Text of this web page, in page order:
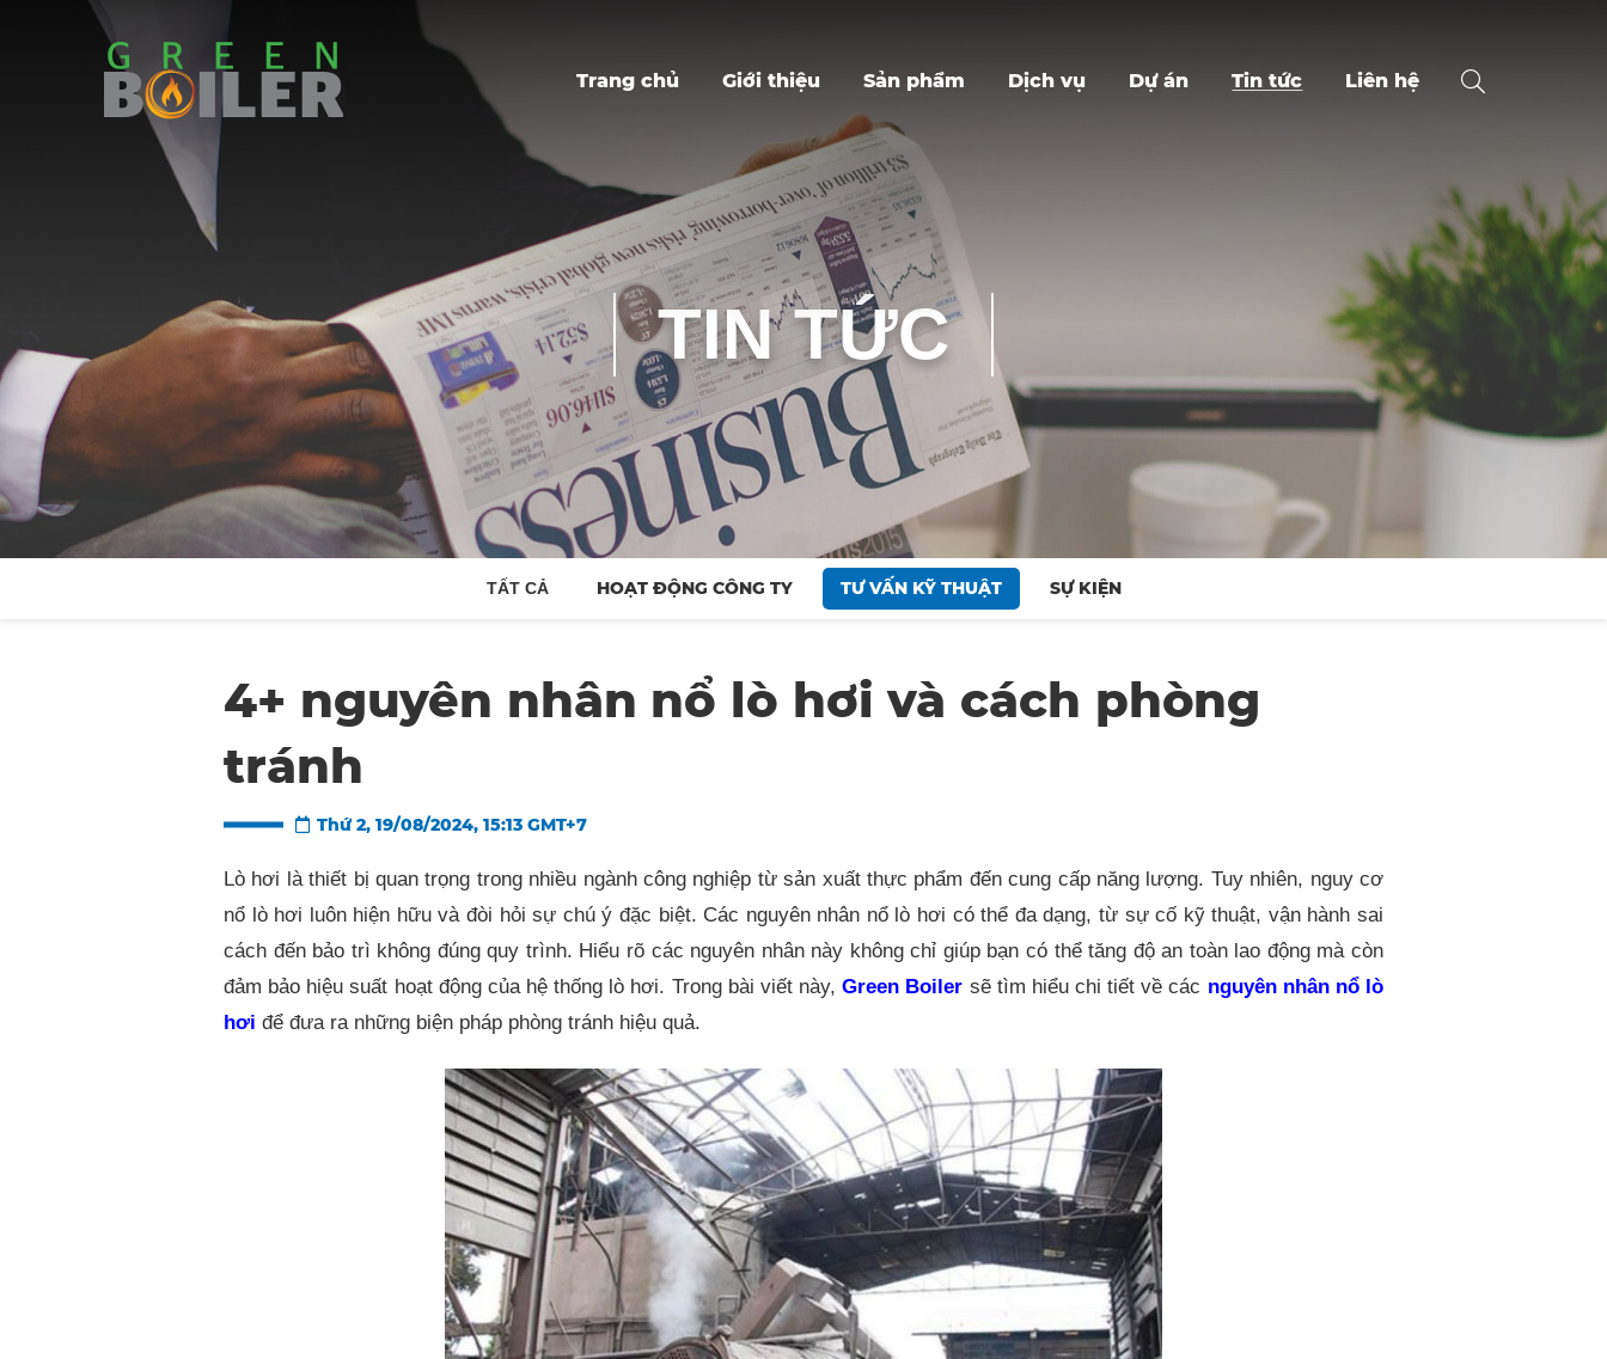
Trang chủ Giới thiệu Sản phẩm Dịch vụ Dự án Tin tức Liên hệ
TIN TỨC
TẤT CẢ HOẠT ĐỘNG CÔNG TY TƯ VẤN KỸ THUẬT SỰ KIỆN
4+ nguyên nhân nổ lò hơi và cách phòng
tránh
Thứ 2, 19/08/2024, 15:13 GMT+7
Lò hơi là thiết bị quan trọng trong nhiều ngành công nghiệp từ sản xuất thực phẩm đến cung cấp năng lượng. Tuy nhiên, nguy cơ
nổ lò hơi luôn hiện hữu và đòi hỏi sự chú ý đặc biệt. Các nguyên nhân nổ lò hơi có thể đa dạng, từ sự cố kỹ thuật, vận hành sai
cách đến bảo trì không đúng quy trình. Hiểu rõ các nguyên nhân này không chỉ giúp bạn có thể tăng độ an toàn lao động mà còn
đảm bảo hiệu suất hoạt động của hệ thống lò hơi. Trong bài viết này,Green Boiler sẽ tìm hiểu chi tiết về các nguyên nhân nổ lò
hơi để đưa ra những biện pháp phòng tránh hiệu quả.